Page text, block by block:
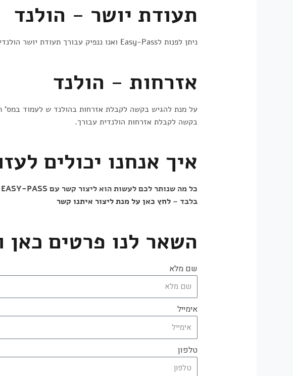
תעודת יושר - הולנד
ניתן לפנות לEasy-Pass ואנו ננפיק עבורך תעודת יושר הולנדית בקלות ובתוך 30-45 ימים.
אזרחות - הולנד
בקשה לקבלת אזרחות הולנדית עבורך.
איך אנחנו יכולים
בלבד – לחץ כאן על מנת ליצור איתנו קשר
השאר לנו פרטים כאן
שם מלא
אימייל
טלפון